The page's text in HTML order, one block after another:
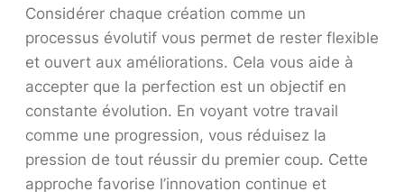
Considérer chaque création comme un
processus évolutif vous permet de rester flexible
et ouvert aux améliorations. Cela vous aide à
accepter que la perfection est un objectif en
constante évolution. En voyant votre travail
comme une progression, vous réduisez la
pression de tout réussir du premier coup. Cette
approche favorise l’innovation continue et